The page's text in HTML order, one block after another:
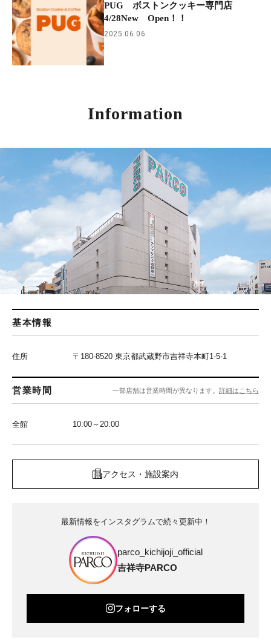
PUG ボストンクッキー専門店
4/28New Open！！
2025.06.06
Information
基本情報
住所 〒180-8520 東京都武蔵野市吉祥寺本町1-5-1
営業時間 一部店舗は営業時間が異なります。 詳細はこちら
全館 10:00～20:00
アクセス・施設案内
最新情報をインスタグラムで続々更新中！
parco_kichijoji_official
吉祥寺PARCO
フォローする